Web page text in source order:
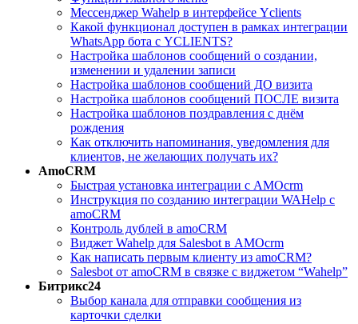
Мессенджер Wahelp в интерфейсе Yclients
Какой функционал доступен в рамках интеграции
WhatsApp бота с YCLIENTS?
Настройка шаблонов сообщений о создании,
изменении и удалении записи
Настройка шаблонов сообщений ДО визита
Настройка шаблонов сообщений ПОСЛЕ визита
Настройка шаблонов поздравления с днём
рождения
Как отключить напоминания, уведомления для
клиентов, не желающих получать их?
AmoCRM
Быстрая установка интеграции с АМОcrm
Инструкция по созданию интеграции WAHelp c
amoCRM
Контроль дублей в amoCRM
Виджет Wahelp для Salesbot в AMOcrm
Как написать первым клиенту из amoCRM?
Salesbot от amoCRM в связке с виджетом “Wahelp”
Битрикс24
Выбор канала для отправки сообщения из
карточки сделки